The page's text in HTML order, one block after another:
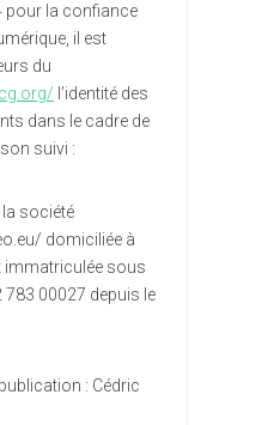
pour la confiance
il est
du
l’identité des
dans le cadre de
suivi :
la société
domiciliée à
immatriculée sous
783 00027 depuis le
: Cédric